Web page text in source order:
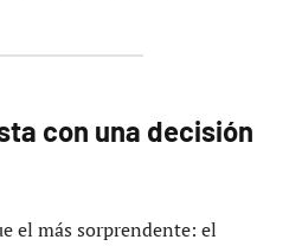
con una decisión
el más sorprendente: el